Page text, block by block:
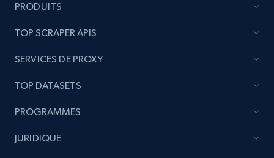
PRODUITS
TOP SCRAPER APIS
SERVICES DE PROXY
TOP DATASETS
PROGRAMMES
JURIDIQUE